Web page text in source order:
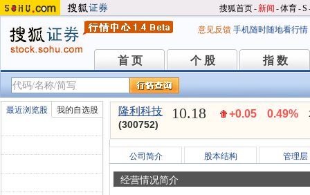
搜狐首页-新闻 -体育-S
意见反馈 手机随时随地看行情
首 页
首 页 个 股
个 股 指 数
指 数
最近浏览股 我的自选股 隆利科技
(300752)
10.18 +0.05 0.49%
公司简介 股本结构 管理层
经营情况简介